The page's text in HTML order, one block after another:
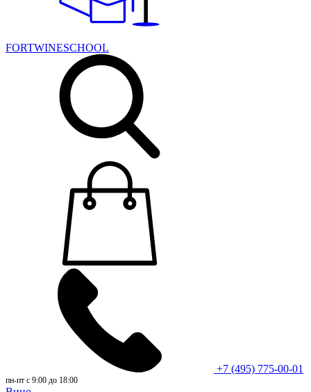
FORTWINESCHOOL
+7 (495) 775-00-01
пн-пт с 9:00 до 18:00